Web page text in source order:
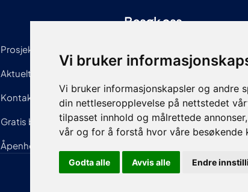
Vi bruker
Vi bruker informasjonskapsler og andre
din nettleseropplevelse på nettstedet
tilpasset innhold og målrettede
vår og for å forstå hvor våre besøkende
Godta alle Avvis alle Endre
Prosjekter
Aktuelt
Kontakt
Gratis befaring
Åpenhetsloven
Besøk oss
Åpningstider:
Lørdag: Stengt